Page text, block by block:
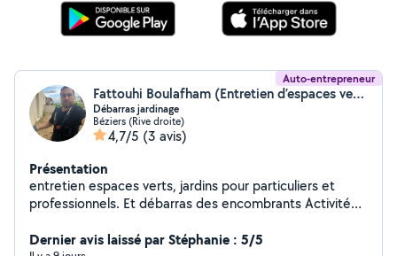
Auto-entrepreneur
Fattouhi Boulafham (Entretien d’espaces verts, jardins)
Débarras jardinage
Béziers (Rive droite)
4,7/5 (3 avis)
Présentation
entretien espaces verts, jardins pour particuliers et
professionnels. Et débarras des encombrants Activité
Dernier avis laissé par Stéphanie : 5/5